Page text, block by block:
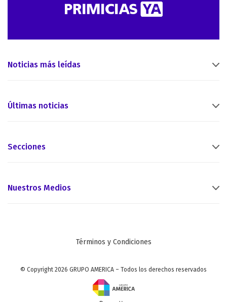
Noticias más leídas
Últimas noticias
Secciones
Nuestros Medios
Términos y Condiciones
© Copyright 2026 GRUPO AMERICA – Todos los derechos reservados